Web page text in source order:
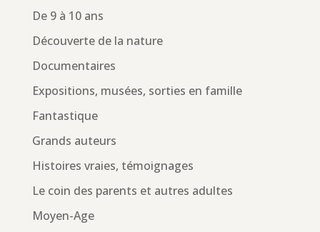
De 9 à 10 ans
Découverte de la nature
Documentaires
Expositions, musées, sorties en famille
Fantastique
Grands auteurs
Histoires vraies, témoignages
Le coin des parents et autres adultes
Moyen-Age